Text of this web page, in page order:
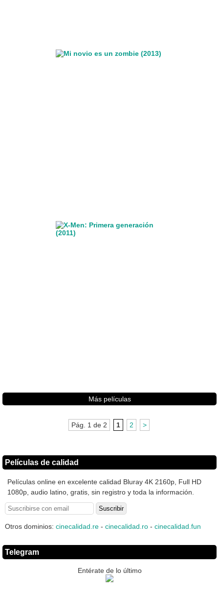
Más películas
Pág. 1 de 2 1 2 >
Películas de calidad
Películas online en excelente calidad Bluray 4K 2160p, Full HD
1080p, audio latino, gratis, sin registro y toda la información.
Otros dominios: cinecalidad.re - cinecalidad.ro - cinecalidad.fun
Telegram
Entérate de lo último